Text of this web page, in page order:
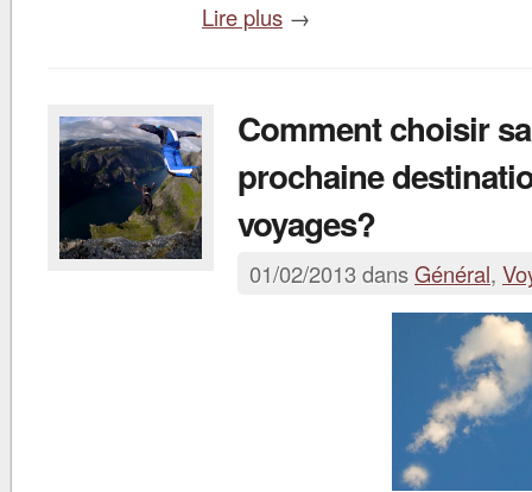
Lire plus →
Comment choisir sa
prochaine
voyages?
01/02/2013 dans Général,